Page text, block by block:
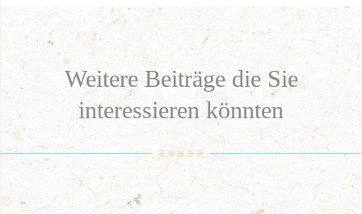
Weitere Beiträge die Sie
interessieren könnten